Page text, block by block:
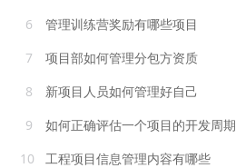
6
管理训练营奖励有哪些项目
7
项目部如何管理分包方资质
8
新项目人员如何管理好自己
9
如何正确评估一个项目的开发周期
10
工程项目信息管理内容有哪些